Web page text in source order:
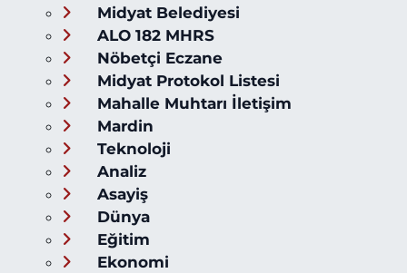
Midyat Belediyesi
ALO 182 MHRS
Nöbetçi Eczane
Midyat Protokol Listesi
Mahalle Muhtarı İletişim
Mardin
Teknoloji
Analiz
Asayiş
Dünya
Eğitim
Ekonomi